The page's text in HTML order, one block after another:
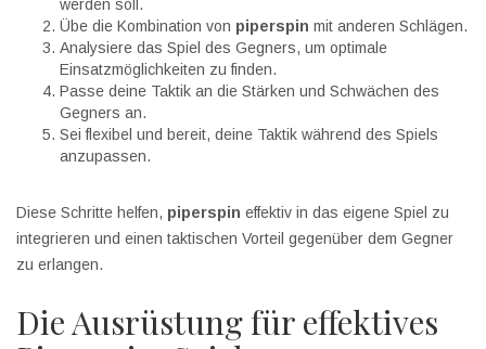
werden soll.
Übe die Kombination von piperspin mit anderen Schlägen.
Analysiere das Spiel des Gegners, um optimale
Einsatzmöglichkeiten zu finden.
Passe deine Taktik an die Stärken und Schwächen des
Gegners an.
Sei flexibel und bereit, deine Taktik während des Spiels
anzupassen.
Diese Schritte helfen, piperspin effektiv in das eigene Spiel zu
integrieren und einen taktischen Vorteil gegenüber dem Gegner
zu erlangen.
Die Ausrüstung für effektives